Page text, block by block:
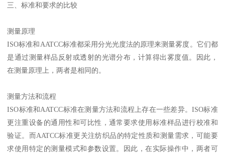
三、标准和要求的比较
测量原理
ISO标准和AATCC标准都采用分光光度法的原理来测量雾度。它们都
是通过测量样品反射或透射的光谱分布，计算得出雾度值。因此，
在测量原理上，两者是相同的。
测量方法和流程
ISO标准和AATCC标准在测量方法和流程上存在一些差异。ISO标准
更注重设备的通用性和可比性，通常要求使用标准样品进行校准和
验证。而AATCC标准更关注纺织品的特定性质和测量需求，可能要
求使用特定的测量模式和参数设置。因此，在实际操作中，两者可